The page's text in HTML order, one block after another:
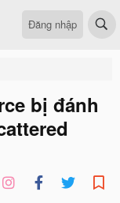
Đăng nhập
bị đánh